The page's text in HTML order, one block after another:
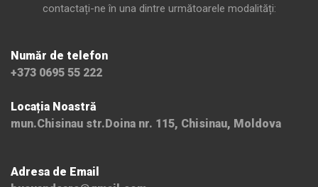
contactați-ne în una dintre următoarele modalități:
Număr de telefon
+373 0695 55 222
Locația Noastră
mun.Chisinau str.Doina nr. 115, Chisinau, Moldova
Adresa de Email